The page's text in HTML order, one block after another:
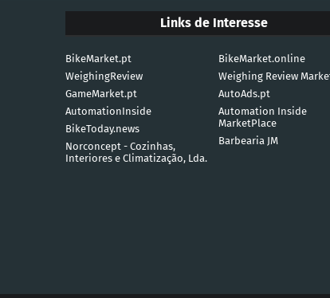
Links de Interesse
BikeMarket.pt
BikeMarket.online
WeighingReview
Weighing Review
GameMarket.pt
AutoAds.pt
AutomationInside
Automation Inside
MarketPlace
BikeToday.news
Barbearia JM
Norconcept - Cozinhas,
Interiores e Climatização, Lda.